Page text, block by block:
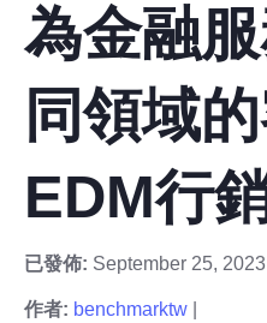
為金融
同領域
EDM行
已發佈: September 25, 2023
作者: benchmarktw